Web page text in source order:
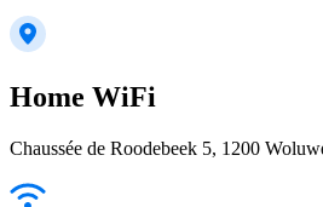
Home WiFi
Chaussée de Roodebeek 5, 1200